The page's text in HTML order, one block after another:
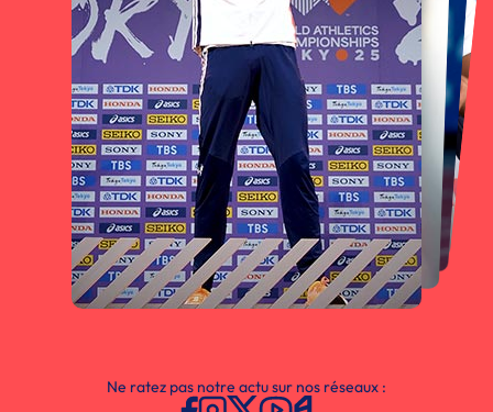
Ne ratez pas notre actu sur nos réseaux :